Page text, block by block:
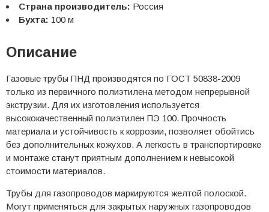
Страна производитель: Россия
Бухта: 100 м
Описание
Газовые трубы ПНД производятся по ГОСТ 50838-2009
только из первичного полиэтилена методом непрерывной
экструзии. Для их изготовления используется
высококачественный полиэтилен ПЭ 100. Прочность
материала и устойчивость к коррозии, позволяет обойтись
без дополнительных кожухов. А легкость в транспортировке
и монтаже станут приятным дополнением к невысокой
стоимости материалов.
Трубы для газопроводов маркируются желтой полоской.
Могут применяться для закрытых наружных газопроводов